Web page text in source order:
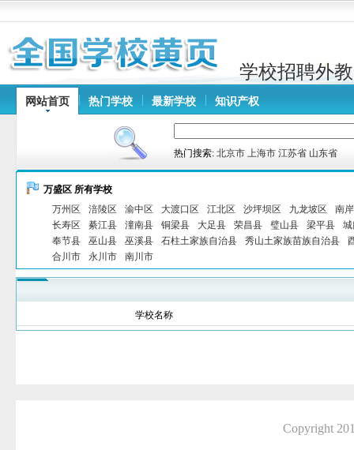
学校招聘外教
网站首页 热门学校 最新学校 知识产权
热门搜索: 北京市 上海市 江苏省 山东省
万盛区 所有学校
万州区
涪陵区 渝中区 大渡口区 江北区 沙坪坝区 九龙坡区
南
长寿区
綦江县 潼南县 铜梁县 大足县 荣昌县 璧山县 梁平县
奉节县
巫山县 巫溪县 石柱土家族自治县 秀山土家族苗族自治县
合川市
永川市 南川市
学校名称
Copyright